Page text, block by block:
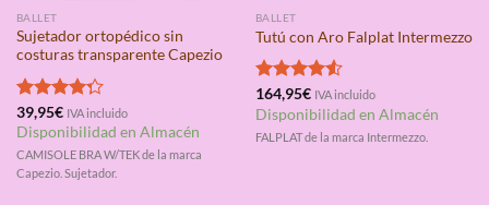
BALLET
Sujetador ortopédico sin
costuras transparente Capezio
Valorado
con4.25
de 5
39,95€ IVA incluido
Disponibilidad en Almacén
CAMISOLE BRA W/TEK de la marca
Capezio. Sujetador.
BALLET
Tutú con Aro Falplat Intermezzo
Valorado
con4.50
164,95€ IVA incluido
Disponibilidad en Almacén
FALPLAT de la marca Intermezzo.